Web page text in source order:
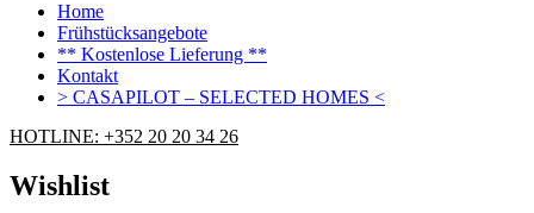
Home
Frühstücksangebote
** Kostenlose Lieferung **
Kontakt
> CASAPILOT – SELECTED HOMES <
HOTLINE: +352 20 20 34 26
Wishlist